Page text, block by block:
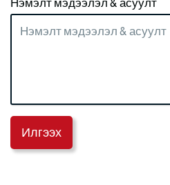
Нэмэлт мэдээлэл & асуулт
Илгээх